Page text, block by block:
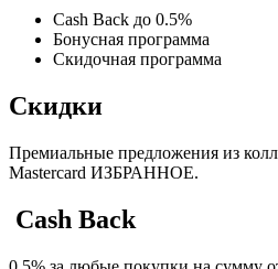
Cash Back до 0.5%
Бонусная программа
Скидочная программа
Скидки
Премиальные предложения из
Mastercard ИЗБРАННОЕ.
Cash Back